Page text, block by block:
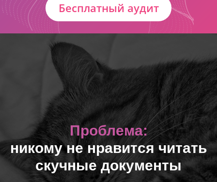
Бесплатный аудит
Проблема:
никому не нравится читать
скучные документы